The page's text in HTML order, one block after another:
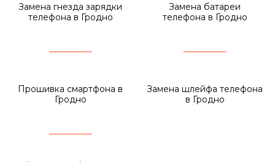
Замена гнезда зарядки
телефона в Гродно
Замена батареи
телефона в Гродно
Прошивка смартфона в
Гродно
Замена шлейфа телефона
в Гродно